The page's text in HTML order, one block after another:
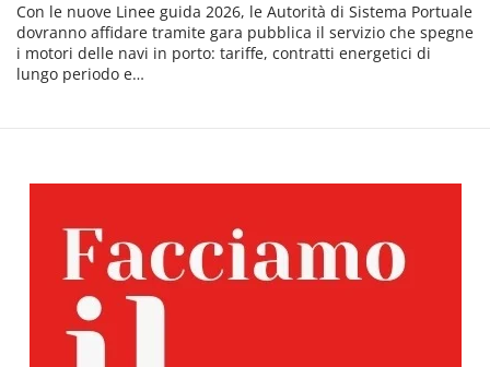
Con le nuove Linee guida 2026, le Autorità di Sistema Portuale
dovranno affidare tramite gara pubblica il servizio che spegne
i motori delle navi in porto: tariffe, contratti energetici di
lungo periodo e…